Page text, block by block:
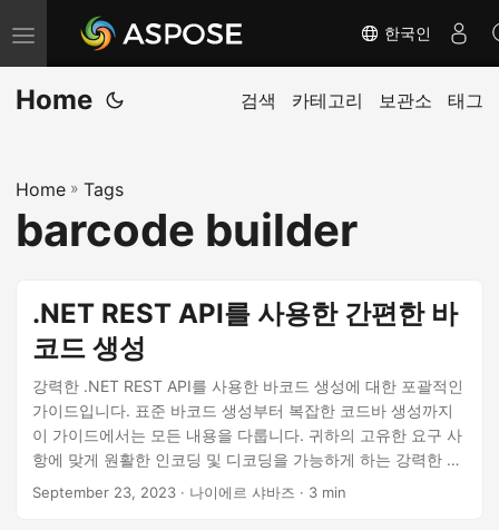
내
비
게
전
환
한국인
Home 검색 카테고리 보관소 태그
Home » Tags
barcode builder
.NET REST API를 사용한 간편한 바
코드 생성
강력한 .NET REST API를 사용한 바코드 생성에 대한 포괄적인
가이드입니다. 표준 바코드 생성부터 복잡한 코드바 생성까지
이 가이드에서는 모든 내용을 다룹니다. 귀하의 고유한 요구 사
항에 맞게 원활한 인코딩 및 디코딩을 가능하게 하는 강력한 무
료 바코드 생성기를 발견하고 구축하십시오.
September 23, 2023 · 나이에르 샤바즈 · 3 min